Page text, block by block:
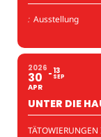
: Ausstellung
2026
30
APR
13
SEP
UNTER DIE